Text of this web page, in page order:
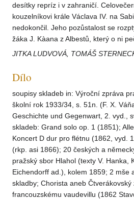
desítky repríz i v zahraničí.
kouzelníkovi krále Václava IV. na
nedokončil. Jeho pozůstalost se
žáka J. Kàana z Albestů, který o ni
JITKA LUDVOVÁ, TOMÁŠ
Dílo
soupisy skladeb in: Výroční zpráva
školní rok 1933/34, s. 51n. (F. X.
Geschichte und Gegenwart, 2. vyd.,
skladeb: Grand solo op. 1 (1851);
Koncert D dur pro flétnu (1862, vyd.
(rkp. asi 1866); 20 českých a
pražský sbor Hlahol (texty V. Hanka,
Eichendorff ad.), kolem 1859; 2 mše
skladby; Chorista aneb
francouzskému vaudevillu (1862